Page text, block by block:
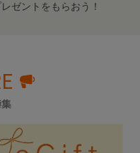
ゼントをもらおう！